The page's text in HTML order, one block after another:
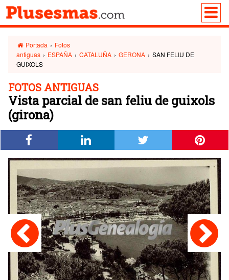
Portada › Fotos
antiguas › ESPAÑA › CATALUÑA › GERONA › SAN FELIU DE
GUIXOLS
FOTOS ANTIGUAS
Vista parcial de san feliu de guixols
(girona)